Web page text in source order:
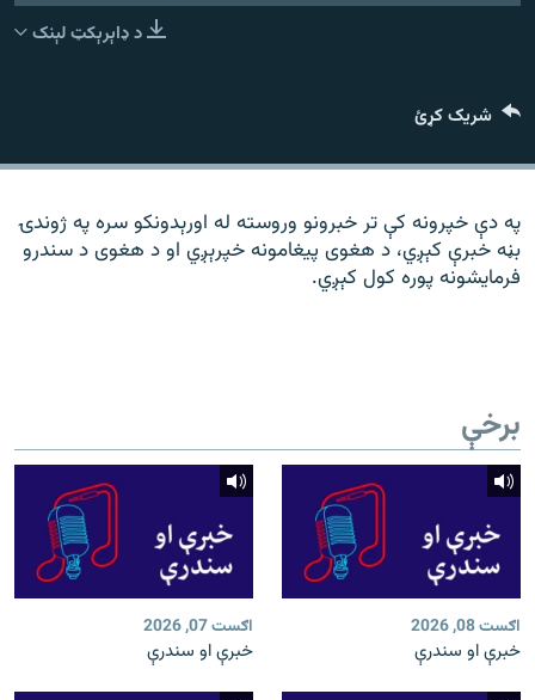
د ازادې اروپا راډیو ټولې ووبپاڼې
د ډاېرېکټ لېنک
شریک کړئ
په دې خپرونه کې تر خبرونو وروسته له اورېدونکو سره په ژوندۍ
بڼه خبرې کېږي، د هغوی پیغامونه خپرېږي او د هغوی د سندرو
فرمایشونه پوره کول کېږي.
برخې
اګست 08, 2026
خبرې او سندرې
اګست 07, 2026
خبرې او سندرې